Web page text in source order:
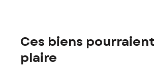
Ces biens
plaire